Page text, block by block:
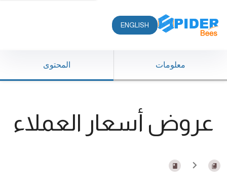
ENGLISH
معلومات المحتوى
عروض أسعار العملاء